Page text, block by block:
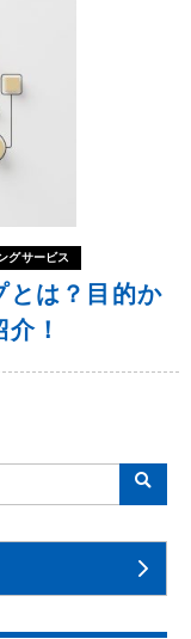
グサービス
とは？目的か
！